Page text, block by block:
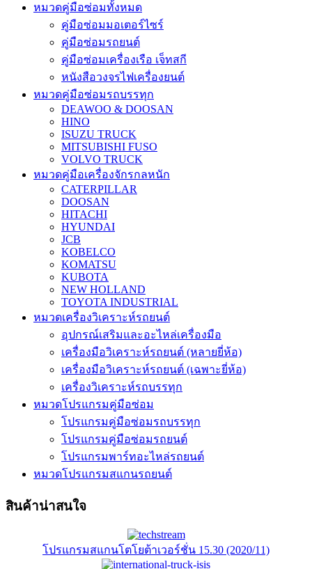
หมวดคู่มือซ่อมทั้งหมด
คู่มือซ่อมมอเตอร์ไซร์
คู่มือซ่อมรถยนต์
คู่มือซ่อมเครื่องเรือ เจ็ทสกี
หนังสือวงจรไฟเครื่องยนต์
หมวดคู่มือซ่อมรถบรรทุก
DEAWOO & DOOSAN
HINO
ISUZU TRUCK
MITSUBISHI FUSO
VOLVO TRUCK
หมวดคู่มือเครื่องจักรกลหนัก
CATERPILLAR
DOOSAN
HITACHI
HYUNDAI
JCB
KOBELCO
KOMATSU
KUBOTA
NEW HOLLAND
TOYOTA INDUSTRIAL
หมวดเครื่องวิเคราะห์รถยนต์
อุปกรณ์เสริมและอะไหล่เครื่องมือ
เครื่องมือวิเคราะห์รถยนต์ (หลายยี่ห้อ)
เครื่องมือวิเคราะห์รถยนต์ (เฉพาะยี่ห้อ)
เครื่องวิเคราะห์รถบรรทุก
หมวดโปรแกรมคู่มือซ่อม
โปรแกรมคู่มือซ่อมรถบรรทุก
โปรแกรมคู่มือซ่อมรถยนต์
โปรแกรมพาร์ทอะไหล่รถยนต์
หมวดโปรแกรมสแกนรถยนต์
สินค้าน่าสนใจ
โปรแกรมสแกนโตโยต้าเวอร์ชั่น 15.30 (2020/11)